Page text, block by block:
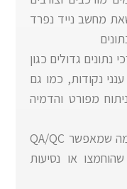
מחשב נייד נפרד
נתונים גדולים כגון
נקודות, כמו גם
מפורט והדמיה
משיג תוצאות מהירות יותר, מה שמאפשר QA/QC
או נסיעות